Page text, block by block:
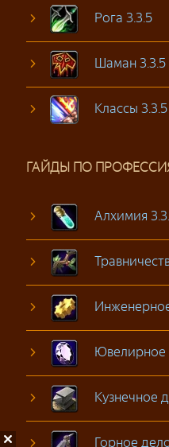
Рога 3.3.5
Шаман 3.3.5
Классы 3.3.5
ГАЙДЫ ПО
Алхимия
Ювелирное
Кузнечное
Горное